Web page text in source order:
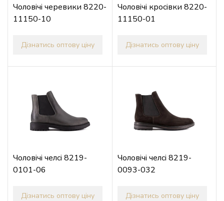
Чоловічі черевики 8220-
11150-10
Дізнатись оптову ціну
Чоловічі кросівки 8220-
11150-01
Дізнатись оптову ціну
Чоловічі челсі 8219-
0101-06
Дізнатись оптову ціну
Чоловічі челсі 8219-
0093-032
Дізнатись оптову ціну